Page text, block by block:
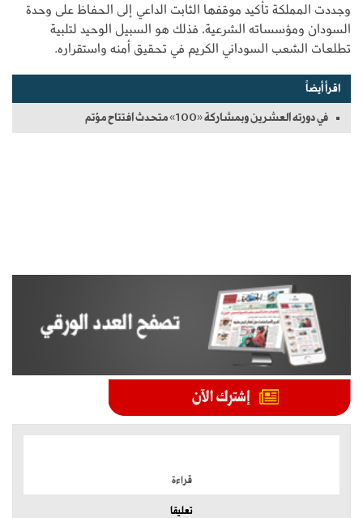
وجددت المملكة تأكيد موقفها الثابت الداعي إلى الحفاظ على وحدة
السودان ومؤسساته الشرعية، فذلك هو السبيل الوحيد لتلبية
تطلعات الشعب السوداني الكريم في تحقيق أمنه واستقراره.
اقرأ أيضاً
في دورته العشرين وبمشاركة «100» متحدث افتتاح مؤتم
قراءة
تعليقا